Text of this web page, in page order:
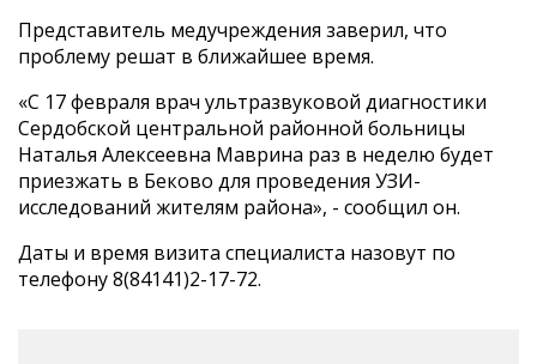
Представитель медучреждения заверил, что
проблему решат в ближайшее время.
«С 17 февраля врач ультразвуковой диагностики
Сердобской центральной районной больницы
Наталья Алексеевна Маврина раз в неделю будет
приезжать в Беково для проведения УЗИ-
исследований жителям района», - сообщил он.
Даты и время визита специалиста назовут по
телефону 8(84141)2-17-72.